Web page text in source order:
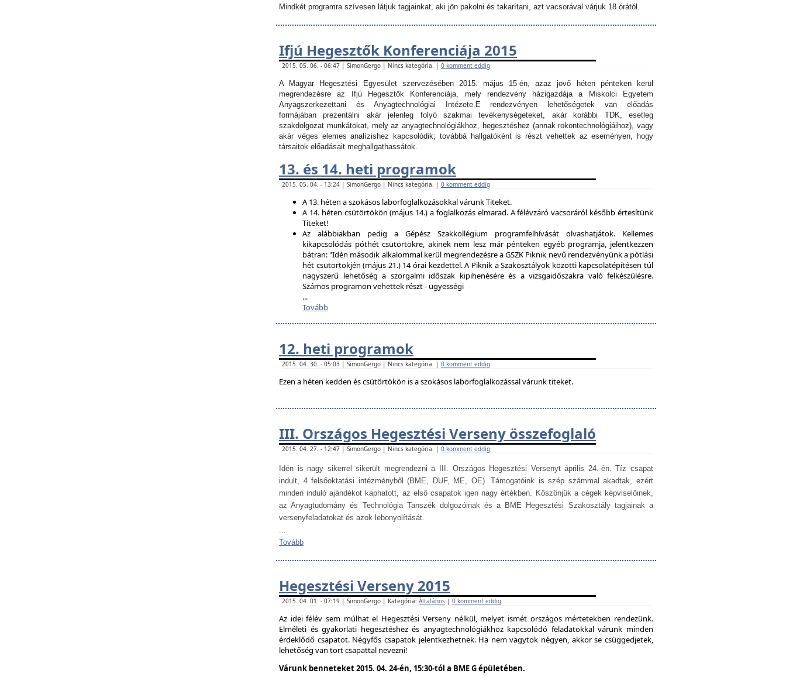
Mindkét programra szívesen látjuk tagjainkat, aki jön pakolni és takarítani, azt vacsorával várjuk 18 órától.
Ifjú Hegesztők Konferenciája 2015
2015. 05. 06. - 06:47 | SimonGergo | Nincs kategória. | 0 komment eddig
A Magyar Hegesztési Egyesület szervezésében 2015. május 15-én, azaz jövő héten pénteken kerül
megrendezésre az Ifjú Hegesztők Konferenciája, mely rendezvény házigazdája a Miskolci Egyetem
Anyagszerkezettani és Anyagtechnológiai Intézete. E rendezvényen lehetőségetek van előadás
formájában prezentálni akár jelenleg folyó szakmai tevékenységeteket, akár korábbi TDK, esetleg
szakdolgozat munkátokat, mely az anyagtechnológiákhoz, hegesztéshez (annak rokontechnológiáihoz), vagy
akár véges elemes analízishez kapcsolódik; továbbá hallgatóként is részt vehettek az eseményen, hogy
társaitok előadásait meghallgathassátok.
13. és 14. heti programok
2015. 05. 04. - 13:24 | SimonGergo | Nincs kategória. | 0 komment eddig
A 13. héten a szokásos laborfoglalkozásokkal várunk Titeket.
A 14. héten csütörtökön (május 14.) a foglalkozás elmarad. A félévzáró vacsoráról később értesítünk
Titeket!
Az alábbiakban pedig a Gépész Szakkollégium programfelhívását olvashatjátok. Kellemes
kikapcsolódás póthét csütörtökre, akinek nem lesz már pénteken egyéb programja, jelentkezzen
bátran: "Idén második alkalommal kerül megrendezésre a GSZK Piknik nevű rendezvényünk a pótlási
hét csütörtökjén (május 21.) 14 órai kezdettel. A Piknik a Szakosztályok közötti kapcsolatépítésen túl
nagyszerű lehetőség a szorgalmi időszak kipihenésére és a vizsgaidőszakra való felkészülésre.
Számos programon vehettek részt - ügyességi
...
Tovább
12. heti programok
2015. 04. 30. - 05:03 | SimonGergo | Nincs kategória. | 0 komment eddig
Ezen a héten kedden és csütörtökön is a szokásos laborfoglalkozással várunk titeket.
III. Országos Hegesztési Verseny összefoglaló
2015. 04. 27. - 12:47 | SimonGergo | Nincs kategória. | 0 komment eddig
Idén is nagy sikerrel sikerült megrendezni a III. Országos Hegesztési Versenyt április 24.-én. Tíz csapat
indult, 4 felsőoktatási intézményből (BME, DUF, ME, OE). Támogatóink is szép számmal akadtak, ezért
minden induló ajándékot kaphatott, az első csapatok igen nagy értékben. Köszönjük a cégek képviselőinek,
az Anyagtudomány és Technológia Tanszék dolgozóinak és a BME Hegesztési Szakosztály tagjainak a
versenyfeladatokat és azok lebonyolítását.
...
Tovább
Hegesztési Verseny 2015
2015. 04. 01. - 07:19 | SimonGergo | Kategória: Általános | 0 komment eddig
Az idei félév sem múlhat el Hegesztési Verseny nélkül, melyet ismét országos mértetekben rendezünk.
Elméleti és gyakorlati hegesztéshez és anyagtechnológiákhoz kapcsolódó feladatokkal várunk minden
érdeklődő csapatot. Négyfős csapatok jelentkezhetnek. Ha nem vagytok négyen, akkor se csüggedjetek,
lehetőség van tört csapattal nevezni!
Várunk benneteket 2015. 04. 24-én, 15:30-tól a BME G épületében.